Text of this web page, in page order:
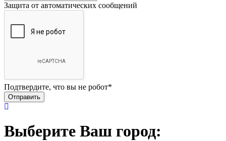
Защита от автоматических сообщений
Подтвердите, что вы не робот*
Выберите Ваш город: